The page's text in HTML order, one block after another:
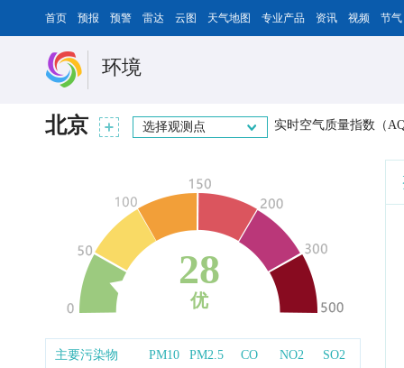
首页 预报 预警 雷达 云图 天气地图 专业产品 资讯 视频 节气
环境
北京 选择观测点 实时空气质量指数（
28
优
主要污染物 PM10 PM2.5 CO NO2
SO2